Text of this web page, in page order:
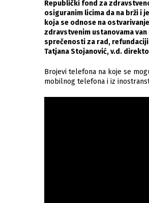
Republički fond za
osiguranim licima da na brži i
koja se odnose na
zdravstvenim ustanovama
sprečenosti za rad,
Tatjana Stojanović, v.d.
Brojevi telefona na koje se
mobilnog telefona i iz